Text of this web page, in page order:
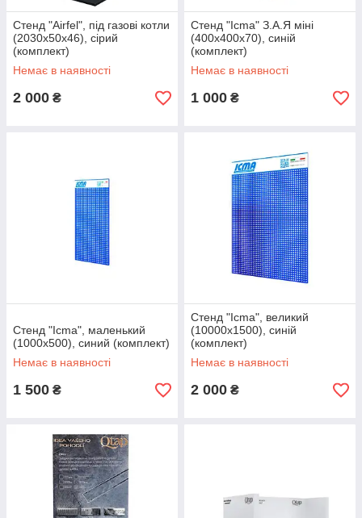
Стенд "Airfel", під газові котли
(2030х50х46), сірий
(комплект)
Немає в наявності
2 000 ₴
Стенд "Icma" З.А.Я міні
(400х400х70), синій
(комплект)
Немає в наявності
1 000 ₴
Стенд "Icma", маленький
(1000х500), синий (комплект)
Немає в наявності
1 500 ₴
Стенд "Icma", великий
(10000х1500), синій
(комплект)
Немає в наявності
2 000 ₴